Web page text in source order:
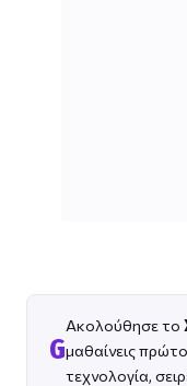
G
Ακολούθησε το
μαθαίνεις
τεχνολογία,